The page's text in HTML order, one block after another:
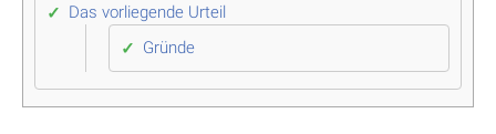
Das vorliegende Urteil
Gründe